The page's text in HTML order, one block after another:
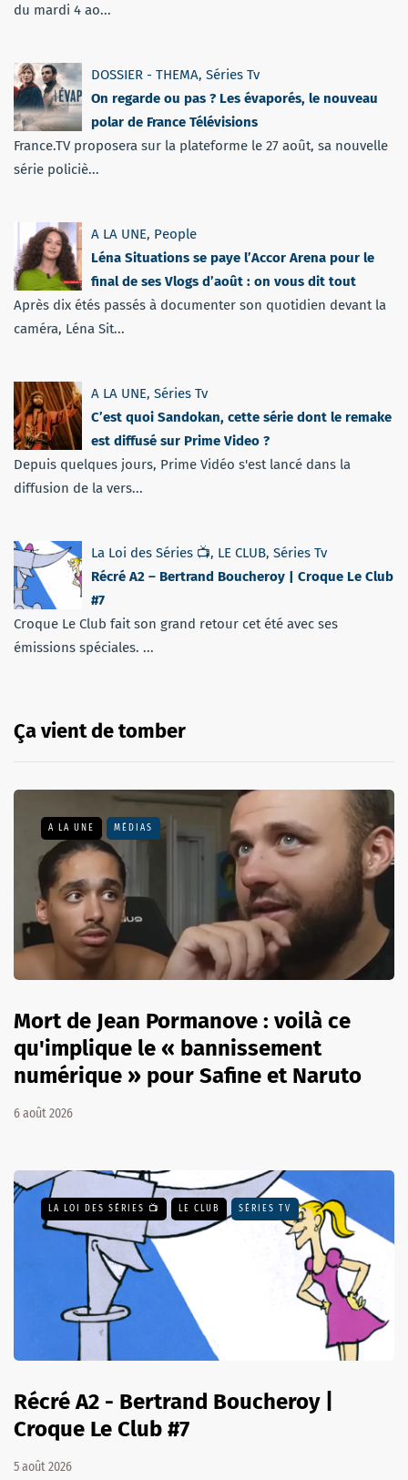
du mardi 4 ao...
DOSSIER - THEMA, Séries Tv
On regarde ou pas ? Les évaporés, le nouveau
polar de France Télévisions
France.TV proposera sur la plateforme le 27 août, sa nouvelle
série policiè...
A LA UNE, People
Léna Situations se paye l’Accor Arena pour le
final de ses Vlogs d’août : on vous dit tout
Après dix étés passés à documenter son quotidien devant la
caméra, Léna Sit...
A LA UNE, Séries Tv
C’est quoi Sandokan, cette série dont le remake
est diffusé sur Prime Video ?
Depuis quelques jours, Prime Vidéo s'est lancé dans la
diffusion de la vers...
La Loi des Séries 📺, LE CLUB, Séries Tv
Récré A2 – Bertrand Boucheroy | Croque Le Club
#7
Croque Le Club fait son grand retour cet été avec ses
émissions spéciales. ...
Ça vient de tomber
A LA UNE MÉDIAS
Mort de Jean Pormanove : voilà ce
qu'implique le « bannissement
numérique » pour Safine et Naruto
6 août 2026
LA LOI DES SÉRIES 📺 LE CLUB SÉRIES TV
Récré A2 - Bertrand Boucheroy |
Croque Le Club #7
5 août 2026